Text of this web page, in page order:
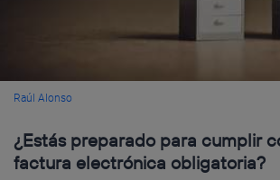
Raúl Alonso
¿Estás preparado para cumplir
factura electrónica obligatoria?